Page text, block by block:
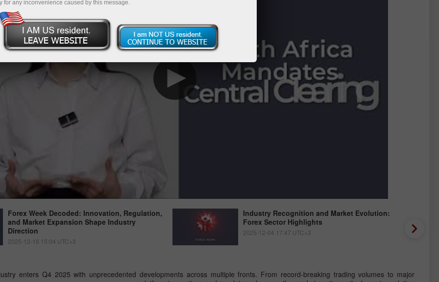
Forex Week Decoded: Innovation, Regulation,
and Market Expansion Shape Industry
Direction
2025-12-16 15:04 UTC+3
Industry Recognition and Market Evolution:
Forex Sector Highlights
2025-12-04 17:47 UTC+3
enters Q4 2025 with unprecedented developments across multiple fronts. From record-breaking trading volumes to major
for any inconvenience caused by this message.